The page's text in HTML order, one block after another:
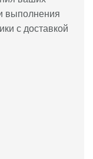
выполнения
с доставкой